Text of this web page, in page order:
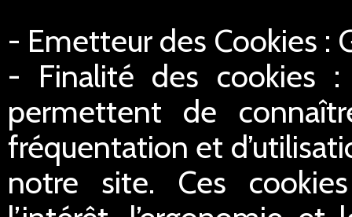
- Emetteur des Cookies :
- Finalité des cookies
permettent de
fréquentation et
notre site. Ces